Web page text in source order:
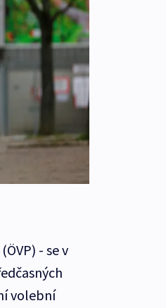
- se v
volební